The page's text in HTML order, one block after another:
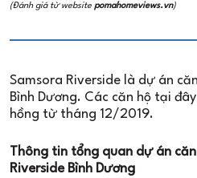
(Đánh giá từ website pomahomeviews.vn)
Samsora Riverside là dự án
Bình Dương. Các căn hộ tại
hồng từ tháng 12/2019.
Thông tin tổng quan dự án
Riverside Bình Dương